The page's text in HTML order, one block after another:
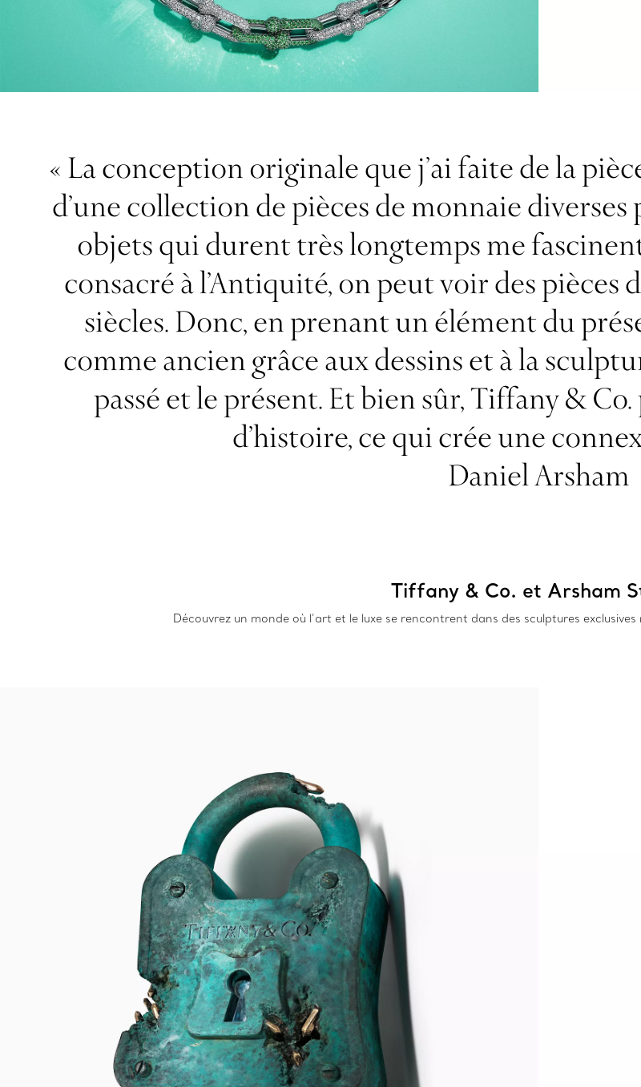
« La conception originale que j’ai faite de la
d’une collection de pièces de monnaie
objets qui durent très longtemps me
consacré à l’Antiquité, on peut voir des
siècles. Donc, en prenant un élément du
comme ancien grâce aux dessins et à la
passé et le présent. Et bien sûr, Tiffany &
d’histoire, ce qui crée une
Daniel Arsham
Tiffany & Co. et Arsham
Découvrez un monde où l’art et le luxe se rencontrent dans des sculptures